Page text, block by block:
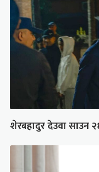
शेरबहादुर देउवा साउन